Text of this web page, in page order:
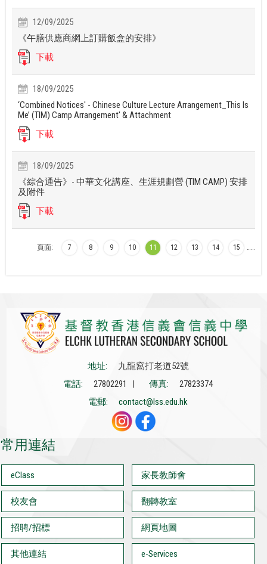
12/09/2025
《午膳供應商網上訂購飯盒的安排》
下載
18/09/2025
‘Combined Notices' - Chinese Culture Lecture Arrangement_This Is
Me’ (TIM) Camp Arrangement' & Attachment
下載
18/09/2025
《綜合通告》- 中華文化講座、生涯規劃營 (TIM CAMP) 安排
及附件
下載
頁面: …
7 8 9 10 11 12 13 14 15 …
地址:
九龍窩打老道52號
電話:
27802291 | 傳真:
27823374
電郵:
contact@lss.edu.hk
常用連結
eClass 家長教師會
校友會 翻轉教室
招聘/招標 網頁地圖
其他連結 e-Services